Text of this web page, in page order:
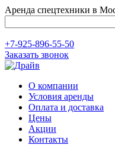
Аренда спецтехники в
+7-925-896-55-50
Заказать звонок
О компании
Условия аренды
Оплата и доставка
Цены
Акции
Контакты